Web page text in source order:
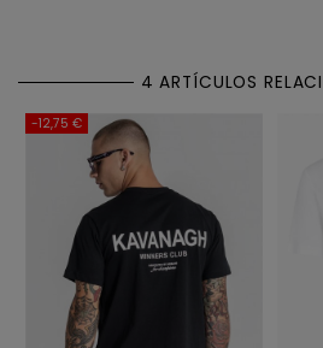
4 ARTÍCULOS
-12,75 €